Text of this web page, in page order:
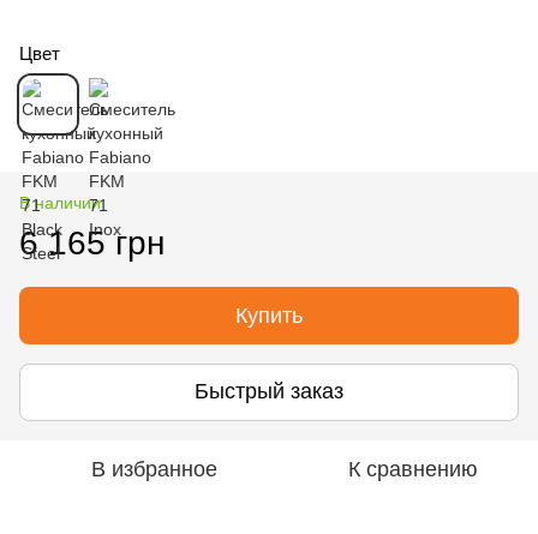
Цвет
В наличии
6 165 грн
Купить
Быстрый заказ
В избранное К сравнению